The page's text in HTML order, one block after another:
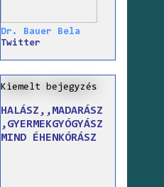
Dr. Bauer Bela
Twitter
Kiemelt bejegyzés
HALÁSZ,,MADARÁSZ
,GYERMEKGYÓGYÁSZ
MIND ÉHENKÓRÁSZ